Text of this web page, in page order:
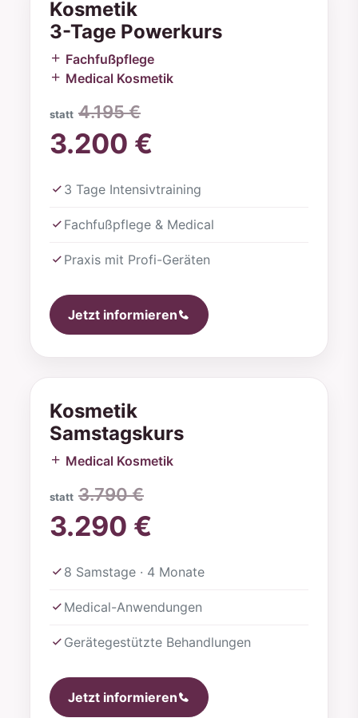
Kosmetik
3-Tage Powerkurs
Fachfußpflege
Medical Kosmetik
statt 4.195 €
3.200 €
3 Tage Intensivtraining
Fachfußpflege & Medical
Praxis mit Profi-Geräten
Jetzt informieren
Kosmetik
Samstagskurs
Medical Kosmetik
statt 3.790 €
3.290 €
8 Samstage · 4 Monate
Medical-Anwendungen
Gerätegestützte Behandlungen
Jetzt informieren